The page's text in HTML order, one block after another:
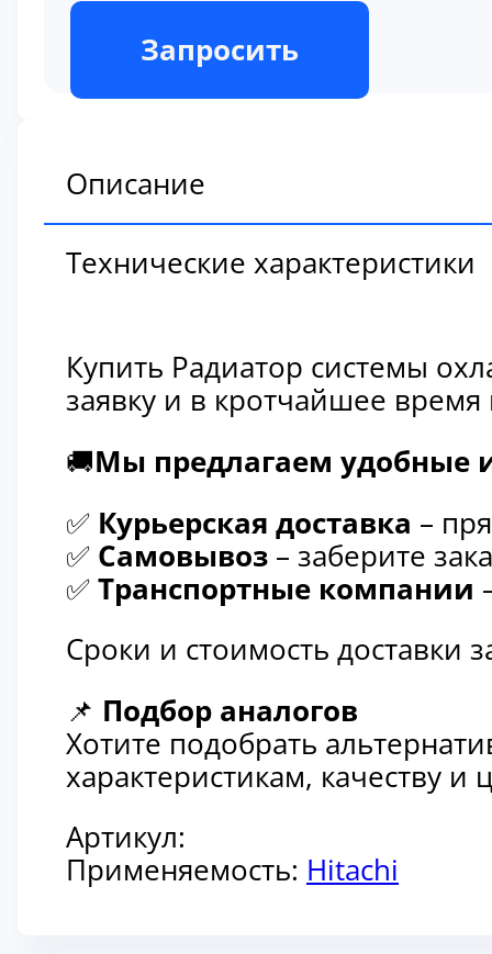
В наличии
Запросить
Описание
Технические характеристики
Купить Радиатор системы
заявку и в кротчайшее
🚚Мы предлагаем удобные
✅ Курьерская доставка –
✅ Самовывоз – заберите
✅ Транспортные компании
Сроки и стоимость доставки
📌 Подбор аналогов
Хотите подобрать
характеристикам, качеству
Артикул:
Применяемость: Hitachi